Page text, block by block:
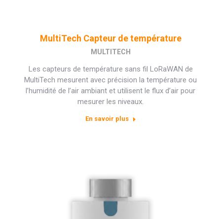
MultiTech Capteur de température
MULTITECH
Les capteurs de température sans fil LoRaWAN de
MultiTech mesurent avec précision la température ou
l’humidité de l’air ambiant et utilisent le flux d’air pour
mesurer les niveaux.
En savoir plus